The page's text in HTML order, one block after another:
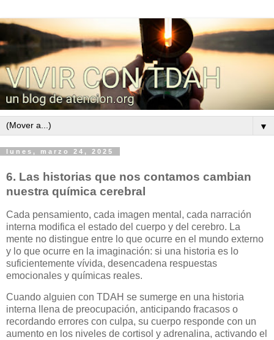
▼
lunes, marzo 24, 2025
6. Las historias que nos contamos cambian
nuestra química cerebral
Cada pensamiento, cada imagen mental, cada narración
interna modifica el estado del cuerpo y del cerebro. La
mente no distingue entre lo que ocurre en el mundo externo
y lo que ocurre en la imaginación: si una historia es lo
suficientemente vívida, desencadena respuestas
emocionales y químicas reales.
Cuando alguien con TDAH se sumerge en una historia
interna llena de preocupación, anticipando fracasos o
recordando errores con culpa, su cuerpo responde con un
aumento en los niveles de cortisol y adrenalina, activando el